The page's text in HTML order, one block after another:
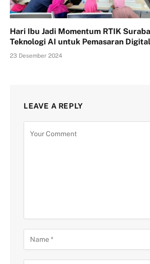
Hari Ibu Jadi Momentum RTIK
Teknologi AI untuk Pemasaran Digital
23 Desember 2024
LEAVE A REPLY